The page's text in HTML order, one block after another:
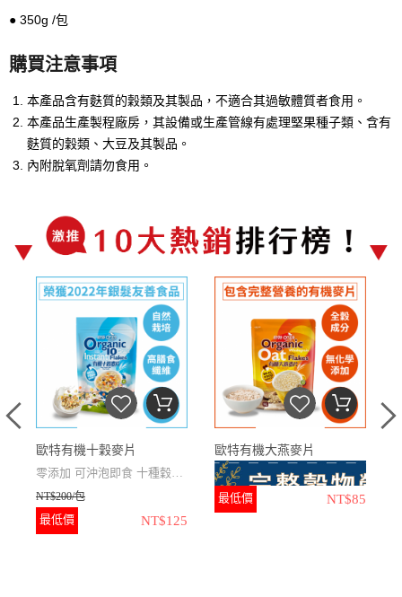
● 350g /包
購買注意事項
本產品含有麩質的穀類及其製品，不適合其過敏體質者食用。
本產品生產製程廠房，其設備或生產管線有處理堅果種子類、含有
麩質的穀類、大豆及其製品。
內附脫氧劑請勿食用。
歐特有機十穀麥片
零添加 可沖泡即食 十種穀物
更豐富
NT$200/包
最低價 NT$125
歐特有機大燕麥片
最低價 NT$85